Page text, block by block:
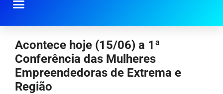
Acontece hoje (15/06) a 1ª
Conferência das Mulheres
Empreendedoras de Extrema e
Região